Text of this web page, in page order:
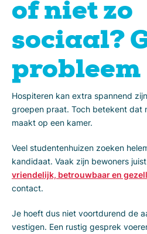
of niet zo
sociaal?
probleem
Hospiteren kan extra spannend
groepen praat. Toch betekent dat
maakt op een kamer.
Veel studentenhuizen zoeken
kandidaat. Vaak zijn bewoners
vriendelijk, betrouwbaar en
contact.
Je hoeft dus niet voortdurend de
vestigen. Een rustig gesprek